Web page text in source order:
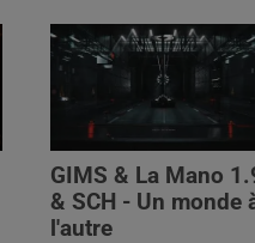
GIMS & La Mano
& SCH - Un monde
l'autre